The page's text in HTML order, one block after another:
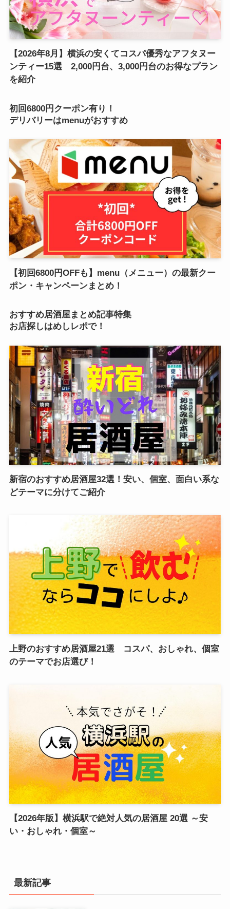
【2026年8月】横浜の安くてコスパ優秀なアフタヌー
ンティー15選 2,000円台、3,000円台のお得なプラン
を紹介
初回6800円クーポン有り！
デリバリーはmenuがおすすめ
【初回6800円OFFも】menu（メニュー）の最新クー
ポン・キャンペーンまとめ！
おすすめ居酒屋まとめ記事特集
お店探しはめしレポで！
新宿のおすすめ居酒屋32選！安い、個室、面白い系な
どテーマに分けてご紹介
上野のおすすめ居酒屋21選 コスパ、おしゃれ、個室
のテーマでお店選び！
【2026年版】横浜駅で絶対人気の居酒屋 20選 ～安
い・おしゃれ・個室～
最新記事